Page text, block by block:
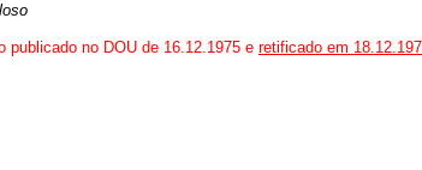
publicado no DOU de 16.12.1975 e retificado em